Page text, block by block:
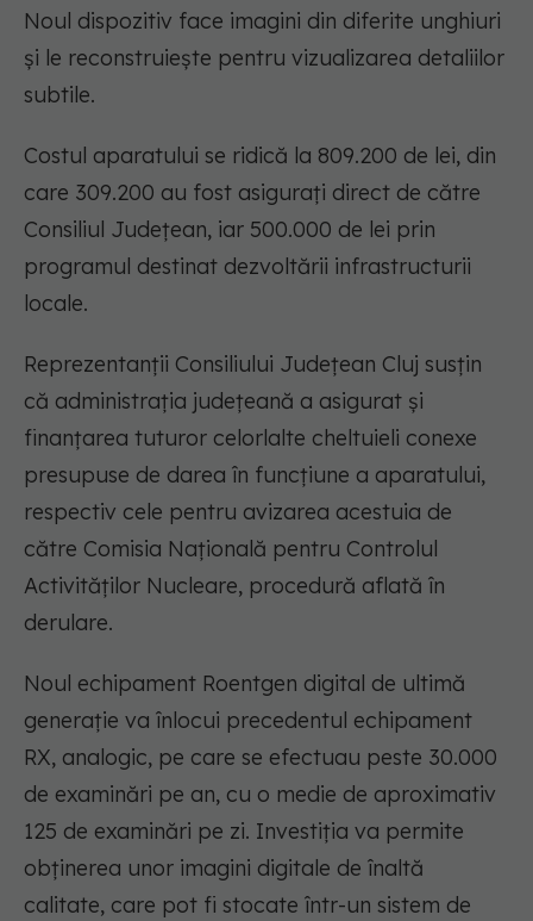
Noul dispozitiv face imagini din diferite unghiuri
şi le reconstruiește pentru vizualizarea detaliilor
subtile.
Costul aparatului se ridică la 809.200 de lei, din
care 309.200 au fost asigurați direct de către
Consiliul Judeţean, iar 500.000 de lei prin
programul destinat dezvoltării infrastructurii
locale.
Reprezentanții Consiliului Județean Cluj susțin
că administrația județeană a asigurat și
finanțarea tuturor celorlalte cheltuieli conexe
presupuse de darea în funcțiune a aparatului,
respectiv cele pentru avizarea acestuia de
către Comisia Naţională pentru Controlul
Activităților Nucleare, procedură aflată în
derulare.
Noul echipament Roentgen digital de ultimă
generație va înlocui precedentul echipament
RX, analogic, pe care se efectuau peste 30.000
de examinări pe an, cu o medie de aproximativ
125 de examinări pe zi. Investiția va permite
obținerea unor imagini digitale de înaltă
calitate, care pot fi stocate într-un sistem de